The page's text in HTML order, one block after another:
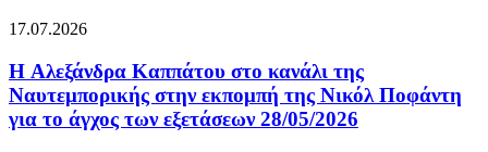
17.07.2026
H Αλεξάνδρα Καππάτου στο κανάλι της
Ναυτεμπορικής στην εκπομπή της Νικόλ Ποφάντη
για το άγχος των εξετάσεων 28/05/2026